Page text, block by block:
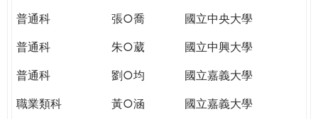
WAGOR
普通科
張○喬
國立中央大學
普通科
朱○葳
國立中興大學
普通科
劉○均
國立嘉義大學
職業類科
黃○涵
國立嘉義大學